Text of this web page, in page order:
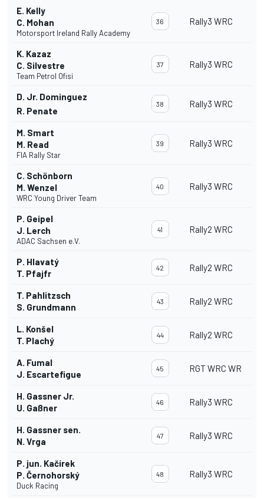
E. Kelly
C. Mohan
Motorsport Ireland Rally Academy
36 Rally3 WRC
K. Kazaz
C. Silvestre
Team Petrol Ofisi
37 Rally3 WRC
D. Jr. Dominguez
R. Penate
38 Rally3 WRC
M. Smart
M. Read
FIA Rally Star
39 Rally3 WRC
C. Schönborn
M. Wenzel
WRC Young Driver Team
40 Rally3 WRC
P. Geipel
J. Lerch
ADAC Sachsen e.V.
41 Rally2 WRC
P. Hlavatý
T. Pfajfr
42 Rally2 WRC
T. Pahlitzsch
S. Grundmann
43 Rally2 WRC
L. Konšel
T. Plachý
44 Rally2 WRC
A. Fumal
J. Escartefigue
45 RGT WRC WR
H. Gassner Jr.
U. Gaßner
46 Rally3 WRC
H. Gassner sen.
N. Vrga
47 Rally3 WRC
P. jun. Kačírek
P. Černohorský
Duck Racing
48 Rally3 WRC